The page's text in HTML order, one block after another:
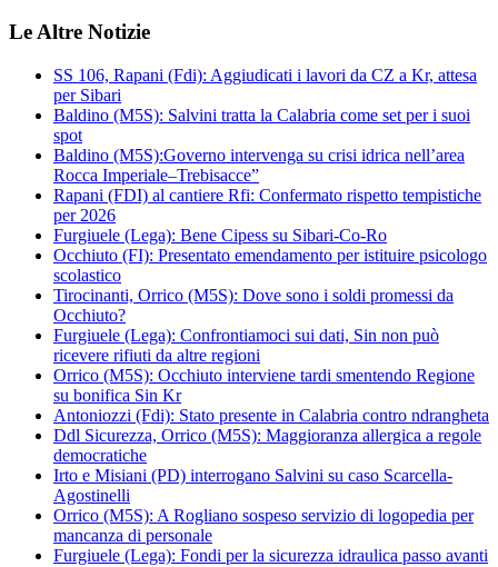
Le Altre Notizie
SS 106, Rapani (Fdi): Aggiudicati i lavori da CZ a Kr, attesa
per Sibari
Baldino (M5S): Salvini tratta la Calabria come set per i suoi
spot
Baldino (M5S):Governo intervenga su crisi idrica nell’area
Rocca Imperiale–Trebisacce”
Rapani (FDI) al cantiere Rfi: Confermato rispetto tempistiche
per 2026
Furgiuele (Lega): Bene Cipess su Sibari-Co-Ro
Occhiuto (FI): Presentato emendamento per istituire psicologo
scolastico
Tirocinanti, Orrico (M5S): Dove sono i soldi promessi da
Occhiuto?
Furgiuele (Lega): Confrontiamoci sui dati, Sin non può
ricevere rifiuti da altre regioni
Orrico (M5S): Occhiuto interviene tardi smentendo Regione
su bonifica Sin Kr
Antoniozzi (Fdi): Stato presente in Calabria contro ndrangheta
Ddl Sicurezza, Orrico (M5S): Maggioranza allergica a regole
democratiche
Irto e Misiani (PD) interrogano Salvini su caso Scarcella-
Agostinelli
Orrico (M5S): A Rogliano sospeso servizio di logopedia per
mancanza di personale
Furgiuele (Lega): Fondi per la sicurezza idraulica passo avanti